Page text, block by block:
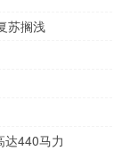
苏搁浅
达440马力